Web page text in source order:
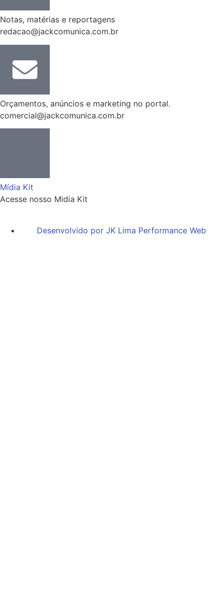
Notas, matérias e reportagens
redacao@jackcomunica.com.br
Orçamentos, anúncios e marketing no portal.
comercial@jackcomunica.com.br
Mídia Kit
Acesse nosso Midia Kit
Desenvolvido por JK Lima Performance Web